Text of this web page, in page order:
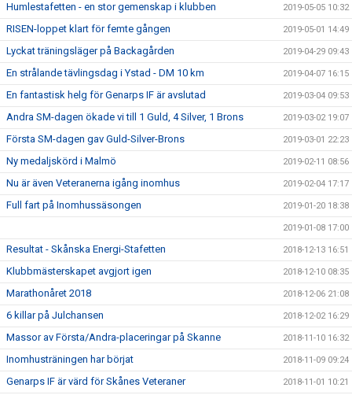
Humlestafetten - en stor gemenskap i klubben 2019-05-05 10:32
RISEN-loppet klart för femte gången 2019-05-01 14:49
Lyckat träningsläger på Backagården 2019-04-29 09:43
En strålande tävlingsdag i Ystad - DM 10 km 2019-04-07 16:15
En fantastisk helg för Genarps IF är avslutad 2019-03-04 09:53
Andra SM-dagen ökade vi till 1 Guld, 4 Silver, 1 Brons 2019-03-02 19:07
Första SM-dagen gav Guld-Silver-Brons 2019-03-01 22:23
Ny medaljskörd i Malmö 2019-02-11 08:56
Nu är även Veteranerna igång inomhus 2019-02-04 17:17
Full fart på Inomhussäsongen 2019-01-20 18:38
2019-01-08 17:00
Resultat - Skånska Energi-Stafetten 2018-12-13 16:51
Klubbmästerskapet avgjort igen 2018-12-10 08:35
Marathonåret 2018 2018-12-06 21:08
6 killar på Julchansen 2018-12-02 16:29
Massor av Första/Andra-placeringar på Skanne 2018-11-10 16:32
Inomhusträningen har börjat 2018-11-09 09:24
Genarps IF är värd för Skånes Veteraner 2018-11-01 10:21